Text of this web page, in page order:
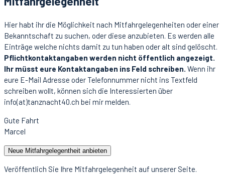
Hier habt ihr die Möglichkeit nach Mitfahrgelegenheiten oder einer
Bekanntschaft zu suchen, oder diese anzubieten. Es werden alle
Einträge welche nichts damit zu tun haben oder alt sind gelöscht.
Pflichtkontaktangaben werden nicht öffentlich angezeigt.
Ihr müsst eure Kontaktangaben ins Feld schreiben. Wenn ihr
eure E-Mail Adresse oder Telefonnummer nicht ins Textfeld
schreiben wollt, können sich die Interessierten über
info(at)tanznacht40.ch bei mir melden.
Gute Fahrt
Marcel
Neue Mitfahrgelegentheit anbieten
Veröffentlich Sie Ihre Mitfahrgelegenheit auf unserer Seite.